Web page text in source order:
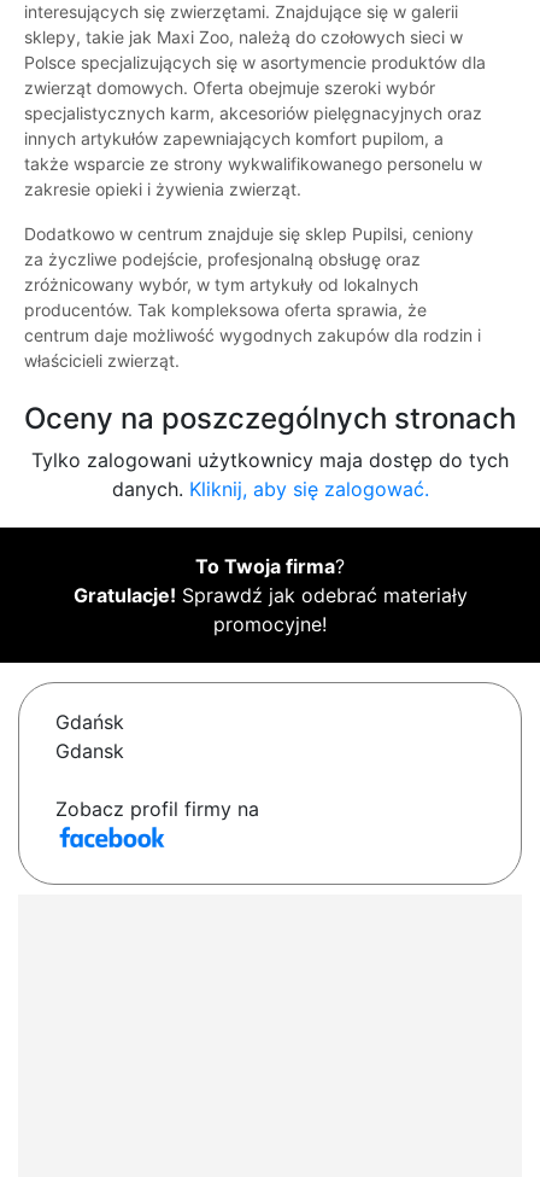
interesujących się zwierzętami. Znajdujące się w galerii
sklepy, takie jak Maxi Zoo, należą do czołowych sieci w
Polsce specjalizujących się w asortymencie produktów dla
zwierząt domowych. Oferta obejmuje szeroki wybór
specjalistycznych karm, akcesoriów pielęgnacyjnych oraz
innych artykułów zapewniających komfort pupilom, a
także wsparcie ze strony wykwalifikowanego personelu w
zakresie opieki i żywienia zwierząt.
Dodatkowo w centrum znajduje się sklep Pupilsi, ceniony
za życzliwe podejście, profesjonalną obsługę oraz
zróżnicowany wybór, w tym artykuły od lokalnych
producentów. Tak kompleksowa oferta sprawia, że
centrum daje możliwość wygodnych zakupów dla rodzin i
właścicieli zwierząt.
Oceny na poszczególnych stronach
Tylko zalogowani użytkownicy maja dostęp do tych
danych. Kliknij, aby się zalogować.
To Twoja firma?
Gratulacje! Sprawdź jak odebrać materiały
promocyjne!
Gdańsk
Gdansk
Zobacz profil firmy na